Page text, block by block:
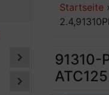
Startseite
91310-